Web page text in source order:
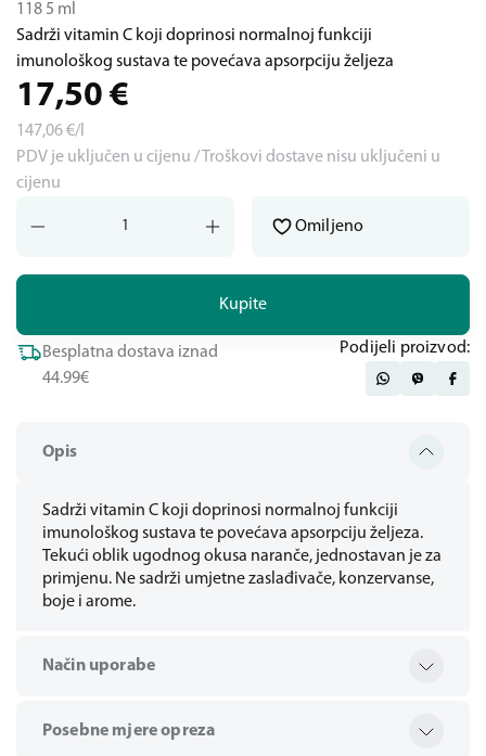
Opis
Sadrži vitamin C koji doprinosi normalnoj funkciji
imunološkog sustava te povećava apsorpciju željeza.
Tekući oblik ugodnog okusa naranče, jednostavan je za
primjenu. Ne sadrži umjetne zaslađivače, konzervanse,
boje i arome.
Način uporabe
Posebne mjere opreza
118 5 ml
Sadrži vitamin C koji doprinosi normalnoj funkciji
imunološkog sustava te povećava apsorpciju željeza
17,50 €
147,06€/l
PDV je uključen u cijenu / Troškovi dostave nisu uključeni u
cijenu
Kupite
Omiljeno
Besplatna dostava iznad
44.99€
Podijeli proizvod: